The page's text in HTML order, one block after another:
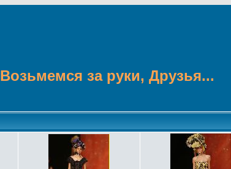
Возьмемся за руки, Друзья...